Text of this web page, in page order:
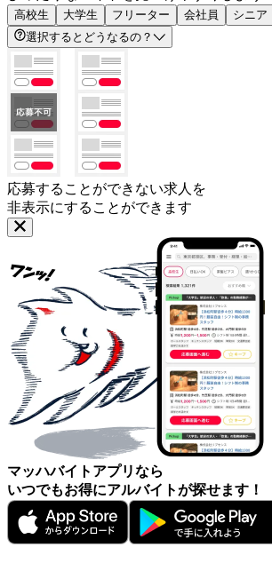
高校生 大学生 フリーター 会社員 シニア
選択するとどうなるの？
応募することができない求人を
非表示にすることができます
マッハバイトアプリなら
いつでもお得にアルバイトが探せます！